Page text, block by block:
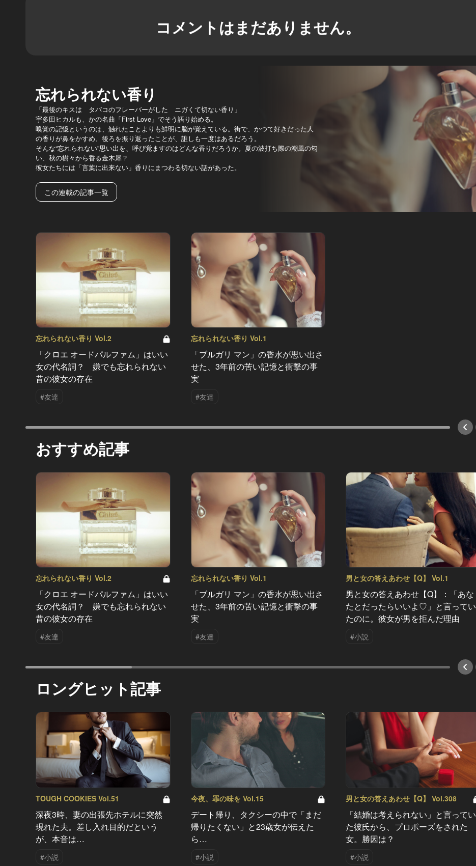
コメントはまだありません。
忘れられない香り
「最後のキスは タバコのフレーバーがした ニガくて切ない香り」
宇多田ヒカルも、かの名曲「First Love」でそう語り始める。
嗅覚の記憶というのは、触れたことよりも鮮明に脳が覚えている。街で、かつて好きだった人
の香りが鼻をかすめ、後ろを振り返ったことが、誰しも一度はあるだろう。
そんな“忘れられない”思い出を、呼び覚ますのはどんな香りだろうか。夏の波打ち際の潮風の匂
い、秋の樹々から香る金木犀？
彼女たちには「言葉に出来ない」香りにまつわる切ない話があった。
この連載の記事一覧
忘れられない香り Vol.2
「クロエ オードパルファム」はいい
女の代名詞？ 嫌でも忘れられない
昔の彼女の存在
#友達
忘れられない香り Vol.1
「ブルガリ マン」の香水が思い出さ
せた、3年前の苦い記憶と衝撃の事
実
#友達
おすすめ記事
忘れられない香り Vol.2
「クロエ オードパルファム」はいい
女の代名詞？ 嫌でも忘れられない
昔の彼女の存在
#友達
忘れられない香り Vol.1
「ブルガリ マン」の香水が思い出さ
せた、3年前の苦い記憶と衝撃の事
実
#友達
男と女の答えあわせ【Q】 Vol.1
男と女の答えあわせ【Q】：「あな
たとだったらいいよ♡」と言ってい
たのに。彼女が男を拒んだ理由
#小説
ロングヒット記事
TOUGH COOKIES Vol.51
深夜3時、妻の出張先ホテルに突然
現れた夫。差し入れ目的だという
が、本音は…
#小説
今夜、罪の味を Vol.15
デート帰り、タクシーの中で「まだ
帰りたくない」と23歳女が伝えた
ら…
#小説
男と女の答えあわせ【Q】 Vol.308
「結婚は考えられない」と言ってい
た彼氏から、プロポーズをされた
女。勝因は？
#小説